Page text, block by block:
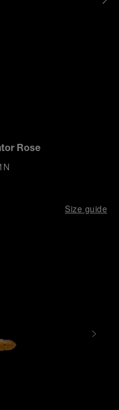
Rose
Size guide